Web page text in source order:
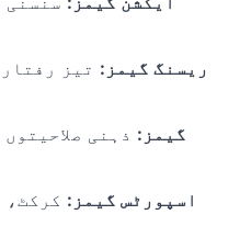
ریسنگ گیمز: تیز
پہیلی (Puzzle) گیمز: ذہنی
اسپورٹس گیمز: کرکٹ،